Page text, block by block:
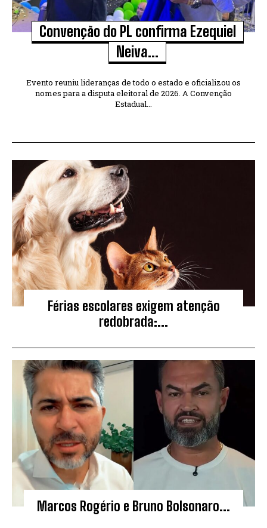
Convenção do PL confirma Ezequiel
Neiva...
Evento reuniu lideranças de todo o estado e oficializou os
nomes para a disputa eleitoral de 2026. A Convenção
Estadual...
Férias escolares exigem atenção
redobrada:...
Marcos Rogério e Bruno Bolsonaro...